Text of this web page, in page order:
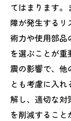
てはまります
障が発生する
術力や使用部品
を選ぶことが
震の影響で、他
とも考慮に入
解し、適切な対
を削減すること